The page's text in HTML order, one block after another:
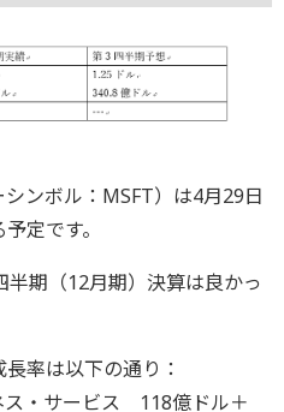
ンボル：MSFT）は4月29日
定です。
期（12月期）決算は良かっ
率は以下の通り：
ス・サービス 118億ドル＋